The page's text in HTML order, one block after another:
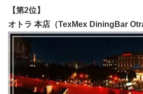
【第2位】
オトラ 本店（TexMex DiningBar